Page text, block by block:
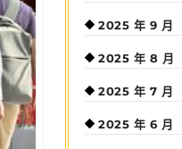
2025 年 9 月
2025 年 8 月
2025 年 7 月
2025 年 6 月